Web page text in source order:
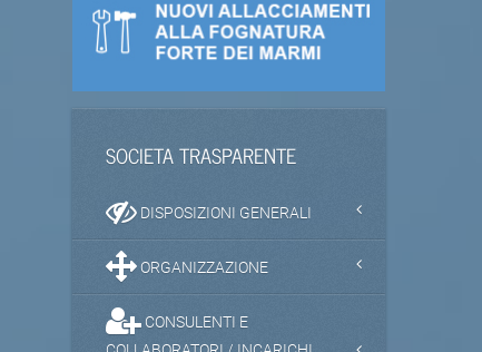
SOCIETA TRASPARENTE
DISPOSIZIONI GENERALI
ORGANIZZAZIONE
CONSULENTI E